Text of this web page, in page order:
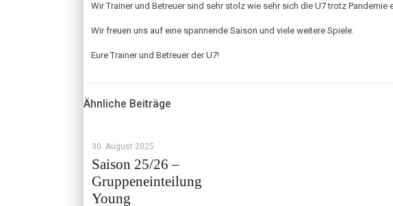
Wir Trainer und Betreuer sind sehr stolz wie sehr sich die U7 trotz
Wir freuen uns auf eine spannende Saison und viele weitere Spiele.
Eure Trainer und Betreuer der U7!
Ähnliche Beiträge
30. August 2025
Saison 25/26 –
Gruppeneinteilung
Young